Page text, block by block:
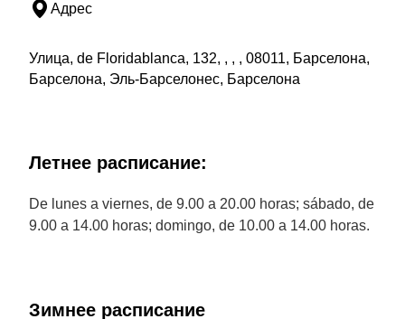
Адрес
Улица, de Floridablanca, 132, , , , 08011, Барселона,
Барселона, Эль-Барселонес, Барселона
Летнее расписание:
De lunes a viernes, de 9.00 a 20.00 horas; sábado, de
9.00 a 14.00 horas; domingo, de 10.00 a 14.00 horas.
Зимнее расписание